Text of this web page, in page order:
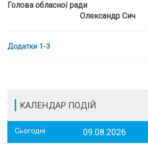
Голова обласної ради
Олександр Сич
Додатки 1-3
КАЛЕНДАР ПОДІЙ
Сьогодні: 09.08.2026